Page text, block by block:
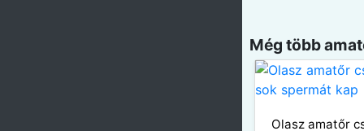
Még több
Olasz amatőr